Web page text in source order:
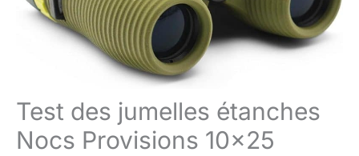
Test des jumelles étanches
Nocs Provisions 10×25